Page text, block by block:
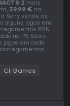
2 mais
39,99 € na
Sony vende os
alguns jogos em
PSN
na PS Store.
jogos em cada
CI Games